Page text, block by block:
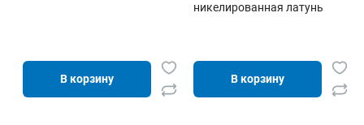
В корзину
никелированная латунь
В корзину